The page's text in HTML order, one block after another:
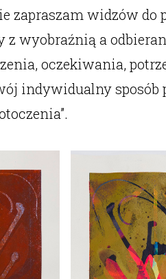
zapraszam widzów
wyobraźnią a
oczekiwania,
indywidualny